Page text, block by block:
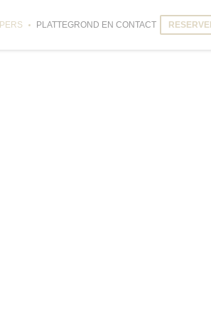
PERS PLATTEGROND EN CONTACT